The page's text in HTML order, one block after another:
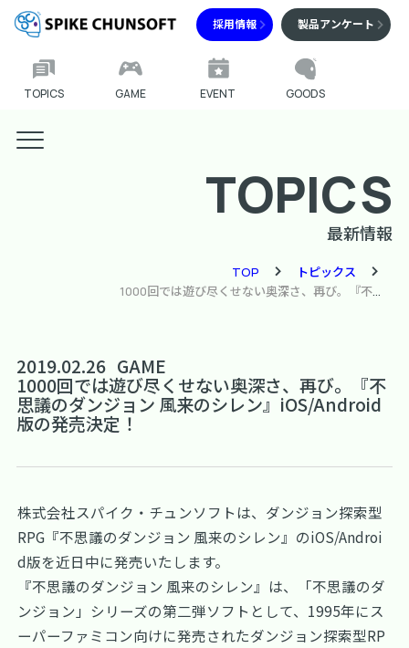
採用情報 製品アンケート
TOPICS GAME EVENT GOODS
TOPICS
最新情報
TOP
トピックス
1000回では遊び尽くせない奥深さ、再び。『不思議のダンジョン 風来のシレン』iOS/Android版の発売決定！
2019.02.26 GAME
1000回では遊び尽くせない奥深さ、再び。『不
思議のダンジョン 風来のシレン』iOS/Android
版の発売決定！
株式会社スパイク・チュンソフトは、ダンジョン探索型
RPG『不思議のダンジョン 風来のシレン』のiOS/Androi
d版を近日中に発売いたします。
『不思議のダンジョン 風来のシレン』は、「不思議のダ
ンジョン」シリーズの第二弾ソフトとして、1995年にス
ーパーファミコン向けに発売されたダンジョン探索型RP